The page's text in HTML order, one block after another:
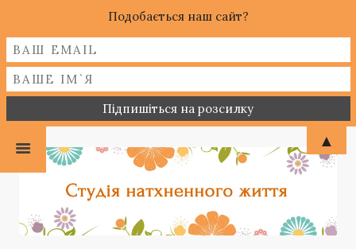
Подобається наш сайт?
▲